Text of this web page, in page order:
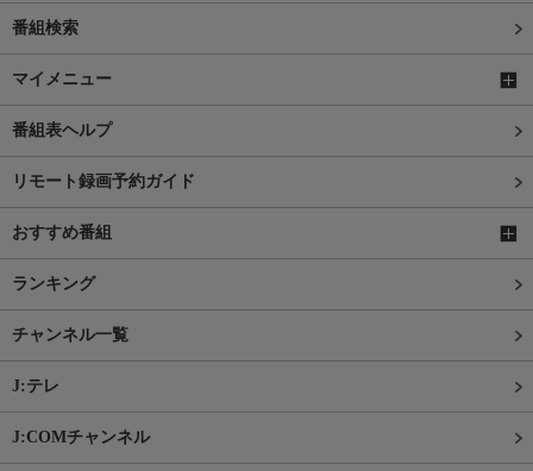
番組検索
マイメニュー
番組表ヘルプ
リモート録画予約ガイド
おすすめ番組
ランキング
チャンネル一覧
J:テレ
J:COMチャンネル